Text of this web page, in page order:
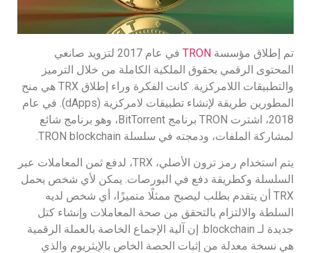
تم إطلاق مؤسسة TRON
في عام 2017 لتزويد صانعي
المحتوى الرقمي بحقوق الملكية الكاملة من خلال الترميز
والتطبيقات اللامركزية. كانت الفكرة وراء إطلاق TRX هي منح
المطورين طريقة لإنشاء تطبيقات لامركزية (dApps). في عام
2018، اشترت TRON برنامج BitTorrent، وهو برنامج شائع
لمشاركة الملفات، ودمجته في سلسلة TRON blockchain.
يتم استخدام رمز ترون الأصلي، TRX، لدفع ثمن المعاملات عبر
السلسلة وكطريقة دفع في البورصات. يمكن لأي شخص يحمل
TRX أن يتقدم بطلب ليصبح ممثلًا متميزًا، أي شخص لديه
السلطة والالتزام بالتحقق من صحة المعاملات وإنشاء كتل
جديدة لـ blockchain. إن آلية الإجماع الخاصة بالعملة الرقمية
هي نسخة معدلة من إثبات الحصة الخاص بالإيثريوم والذي